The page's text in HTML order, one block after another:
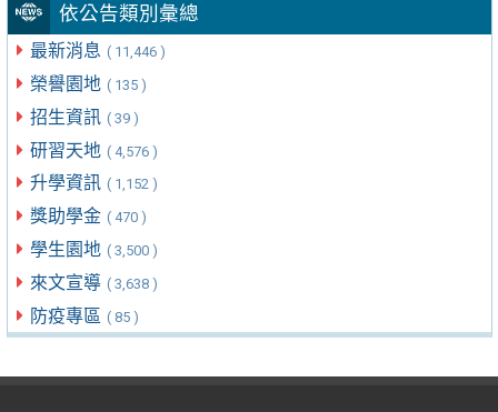
依公告類別彙總
最新消息 ( 11,446 )
榮譽園地 ( 135 )
招生資訊 ( 39 )
研習天地 ( 4,576 )
升學資訊 ( 1,152 )
獎助學金 ( 470 )
學生園地 ( 3,500 )
來文宣導 ( 3,638 )
防疫專區 ( 85 )